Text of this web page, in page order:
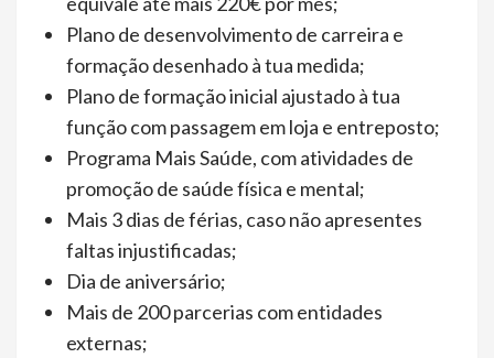
Plano de desenvolvimento de carreira e
formação desenhado à tua medida;
Plano de formação inicial ajustado à tua
função com passagem em loja e entreposto;
Programa Mais Saúde, com atividades de
promoção de saúde física e mental;
Mais 3 dias de férias, caso não apresentes
faltas injustificadas;
Dia de aniversário;
Mais de 200 parcerias com entidades
externas;